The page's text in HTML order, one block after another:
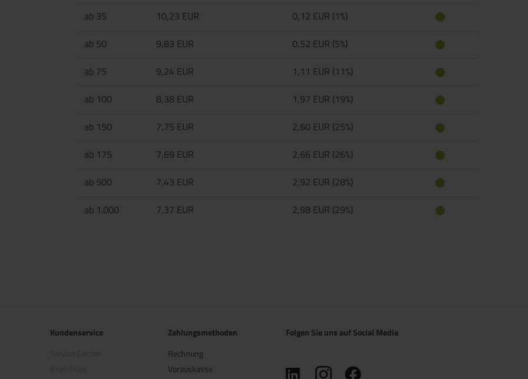
ab 35
10,23 EUR
0,12 EUR (1%)
ab 50
9,83 EUR
0,52 EUR (5%)
ab 75
9,24 EUR
1,11 EUR (11%)
ab 100
8,38 EUR
1,97 EUR (19%)
ab 150
7,75 EUR
2,60 EUR (25%)
ab 175
7,69 EUR
2,66 EUR (26%)
ab 500
7,43 EUR
2,92 EUR (28%)
ab 1.000
7,37 EUR 2,98 EUR (29%)
Kundenservice
Zahlungsmethoden
Rechnung
Vorauskasse
Folgen Sie uns auf Social Media
(öffnet in neuem Tab)
(öffnet in neuem Tab)
(öffnet in neuem Tab)